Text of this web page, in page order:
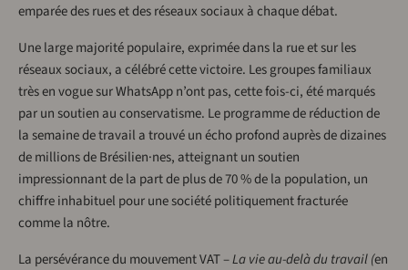
emparée des rues et des réseaux sociaux à chaque débat.
Une large majorité populaire, exprimée dans la rue et sur les
réseaux sociaux, a célébré cette victoire. Les groupes familiaux
très en vogue sur WhatsApp n’ont pas, cette fois-ci, été marqués
par un soutien au conservatisme. Le programme de réduction de
la semaine de travail a trouvé un écho profond auprès de dizaines
de millions de Brésilien·nes, atteignant un soutien
impressionnant de la part de plus de 70 % de la population, un
chiffre inhabituel pour une société politiquement fracturée
comme la nôtre.
La persévérance du mouvement VAT –La vie au-delà du travail (en